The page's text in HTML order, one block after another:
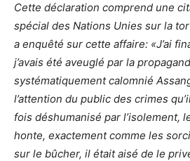
Cette déclaration comprend une
spécial des Nations Unies sur la
a enquêté sur cette affaire: «J’ai
j’avais été aveuglé par la
systématiquement calomnié
l’attention du public des crimes
fois déshumanisé par l’isolement,
honte, exactement comme les
sur le bûcher, il était aisé de le